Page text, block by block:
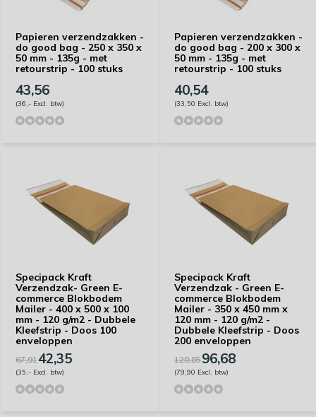
Papieren verzendzakken -
do good bag - 250 x 350 x
50 mm - 135g - met
retourstrip - 100 stuks
43,56
(36,- Excl. btw)
Papieren verzendzakken -
do good bag - 200 x 300 x
50 mm - 135g - met
retourstrip - 100 stuks
40,54
(33,50 Excl. btw)
Specipack Kraft
Verzendzak- Green E-
commerce Blokbodem
Mailer - 400 x 500 x 100
mm - 120 g/m2 - Dubbele
Kleefstrip - Doos 100
enveloppen
67,9142,35
(35,- Excl. btw)
Specipack Kraft
Verzendzak - Green E-
commerce Blokbodem
Mailer - 350 x 450 mm x
120 mm - 120 g/m2 -
Dubbele Kleefstrip - Doos
200 enveloppen
120,8596,68
(79,90 Excl. btw)